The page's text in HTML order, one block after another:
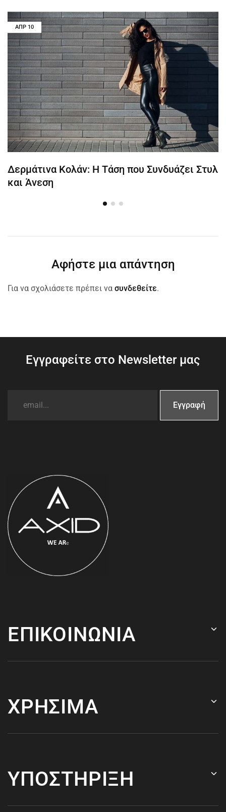
ΑΠΡ 10
Δερμάτινα Κολάν: Η Τάση που Συνδυάζει Στυλ
και Άνεση
Αφήστε μια απάντηση
Για να σχολιάσετε πρέπει να συνδεθείτε.
Εγγραφείτε στο Newsletter μας
ΕΠΙΚΟΙΝΩΝΙΑ
ΧΡΗΣΙΜΑ
ΥΠΟΣΤΗΡΙΞΗ